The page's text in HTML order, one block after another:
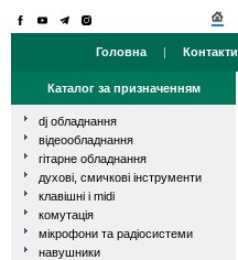
Головна | Контакти
Каталог за призначенням
dj обладнання
відеообладнання
гітарне обладнання
духові, смичкові інструменти
клавішні і midi
комутація
мікрофони та радіосистеми
навушники